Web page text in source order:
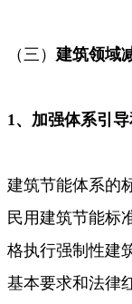
（三） 建筑领域
1、加强体系引导
建筑节能体系的
民用建筑节能标
格执行强制性建
基本要求和法律